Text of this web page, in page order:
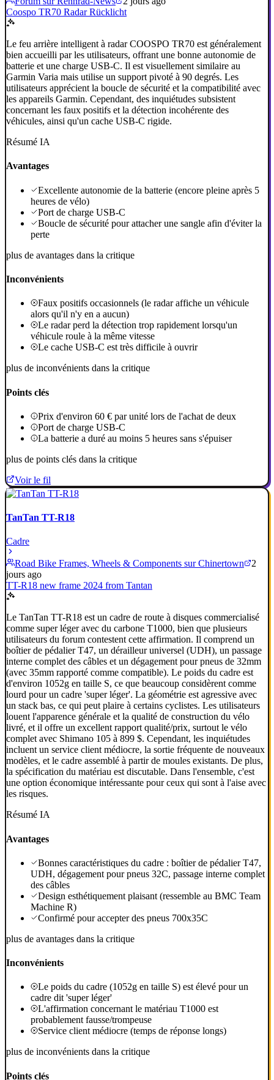
Coospo TR70 Radar Rücklicht
Le feu arrière intelligent à radar COOSPO TR70 est généralement
bien accueilli par les utilisateurs, offrant une bonne autonomie de
batterie et une charge USB-C. Il est visuellement similaire au
Garmin Varia mais utilise un support pivoté à 90 degrés. Les
utilisateurs apprécient la boucle de sécurité et la compatibilité avec
les appareils Garmin. Cependant, des inquiétudes subsistent
concernant les faux positifs et la détection incohérente des
véhicules, ainsi qu'un cache USB-C rigide.
Résumé IA
Avantages
Excellente autonomie de la batterie (encore pleine après 5
heures de vélo)
Port de charge USB-C
Boucle de sécurité pour attacher une sangle afin d'éviter la
perte
plus de avantages dans la critique
Inconvénients
Faux positifs occasionnels (le radar affiche un véhicule
alors qu'il n'y en a aucun)
Le radar perd la détection trop rapidement lorsqu'un
véhicule roule à la même vitesse
Le cache USB-C est très difficile à ouvrir
plus de inconvénients dans la critique
Points clés
Prix d'environ 60 € par unité lors de l'achat de deux
Port de charge USB-C
La batterie a duré au moins 5 heures sans s'épuiser
plus de points clés dans la critique
Voir le fil
TanTan TT-R18
Cadre
Road Bike Frames, Wheels & Components sur Chinertown
2
jours ago
TT-R18 new frame 2024 from Tantan
Le TanTan TT-R18 est un cadre de route à disques commercialisé
comme super léger avec du carbone T1000, bien que plusieurs
utilisateurs du forum contestent cette affirmation. Il comprend un
boîtier de pédalier T47, un dérailleur universel (UDH), un passage
interne complet des câbles et un dégagement pour pneus de 32mm
(avec 35mm rapporté comme compatible). Le poids du cadre est
d'environ 1052g en taille S, ce que beaucoup considèrent comme
lourd pour un cadre 'super léger'. La géométrie est agressive avec
un stack bas, ce qui peut plaire à certains cyclistes. Les utilisateurs
louent l'apparence générale et la qualité de construction du vélo
livré, et il offre un excellent rapport qualité/prix, surtout le vélo
complet avec Shimano 105 à 899 $. Cependant, les inquiétudes
incluent un service client médiocre, la sortie fréquente de nouveaux
modèles, et le cadre assemblé à partir de moules existants. De plus,
la spécification du matériau est discutable. Dans l'ensemble, c'est
une option économique intéressante pour ceux qui sont à l'aise avec
les risques.
Résumé IA
Avantages
Bonnes caractéristiques du cadre : boîtier de pédalier T47,
UDH, dégagement pour pneus 32C, passage interne complet
des câbles
Design esthétiquement plaisant (ressemble au BMC Team
Machine R)
Confirmé pour accepter des pneus 700x35C
plus de avantages dans la critique
Inconvénients
Le poids du cadre (1052g en taille S) est élevé pour un
cadre dit 'super léger'
L'affirmation concernant le matériau T1000 est
probablement fausse/trompeuse
Service client médiocre (temps de réponse longs)
plus de inconvénients dans la critique
Points clés